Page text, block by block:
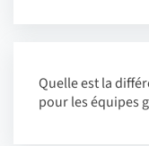
Quelle est la
pour les équipes